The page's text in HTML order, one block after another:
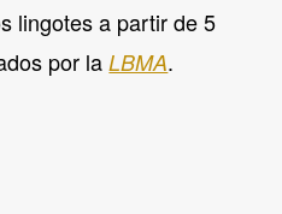
lingotes a partir de 5
por laLBMA.